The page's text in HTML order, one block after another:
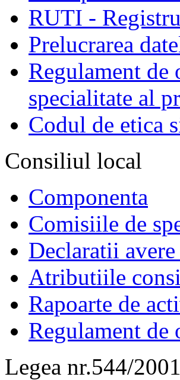
RUTI -
Prelucrarea
Regulament de
specialitate al
Codul de etica
Consiliul local
Componenta
Comisiile de
Declaratii
Atributiile
Rapoarte de
Regulament de
Legea nr.544/2001